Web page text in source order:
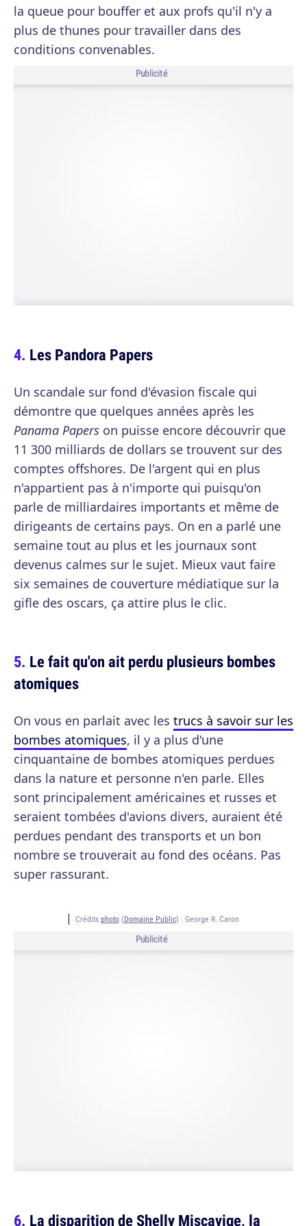
la queue pour bouffer et aux profs qu'il n'y a
plus de thunes pour travailler dans des
conditions convenables.
Publicité
Les Pandora Papers
Un scandale sur fond d'évasion fiscale qui
démontre que quelques années après les
Panama Papers on puisse encore découvrir que
11 300 milliards de dollars se trouvent sur des
comptes offshores. De l'argent qui en plus
n'appartient pas à n'importe qui puisqu'on
parle de milliardaires importants et même de
dirigeants de certains pays. On en a parlé une
semaine tout au plus et les journaux sont
devenus calmes sur le sujet. Mieux vaut faire
six semaines de couverture médiatique sur la
gifle des oscars, ça attire plus le clic.
Le fait qu'on ait perdu plusieurs bombes
atomiques
On vous en parlait avec les trucs à savoir sur les
bombes atomiques, il y a plus d'une
cinquantaine de bombes atomiques perdues
dans la nature et personne n'en parle. Elles
sont principalement américaines et russes et
seraient tombées d'avions divers, auraient été
perdues pendant des transports et un bon
nombre se trouverait au fond des océans. Pas
super rassurant.
Crédits photo(Domaine Public) : George R. Caron
Publicité
La disparition de Shelly Miscavige, la